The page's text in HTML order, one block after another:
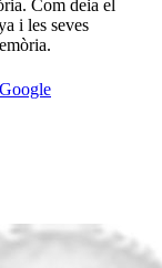
Com deia el
i les seves